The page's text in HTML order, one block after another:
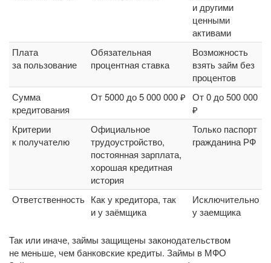
и другими
ценными
активами
Плата
за пользование
Обязательная
процентная ставка
Возможность
взять займ без
процентов
Сумма
кредитования
От 5000 до 5 000 000 ₽ От 0 до 500 000
₽
Критерии
к получателю
Официальное
трудоустройство,
постоянная зарплата,
хорошая кредитная
история
Только паспорт
гражданина РФ
Ответственность Как у кредитора, так
и у заёмщика
Исключительно
у заемщика
Так или иначе, займы защищены законодательством
не меньше, чем банковские кредиты. Займы в МФО